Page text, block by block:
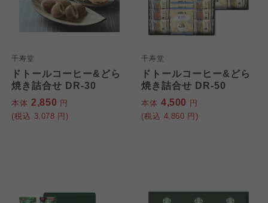
千寿堂
ドトールコーヒー&どら
焼き詰合せ DR-30
本体 2,850 円
(税込 3,078 円)
千寿堂
ドトールコーヒー&どら
焼き詰合せ DR-50
本体 4,500 円
(税込 4,860 円)